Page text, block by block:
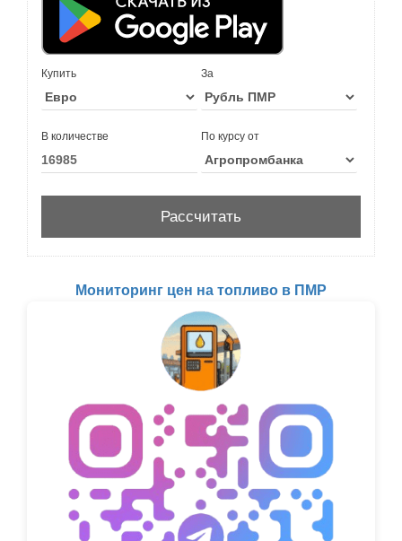
Купить За
В количестве По курсу от
Мониторинг цен на топливо в ПМР